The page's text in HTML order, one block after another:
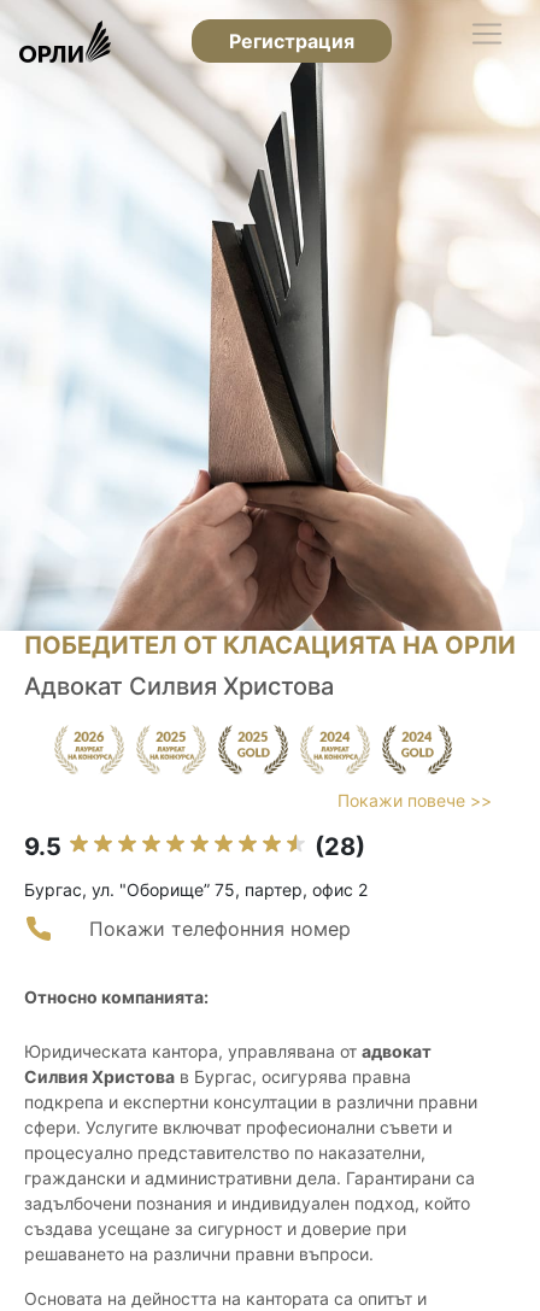
Регистрация
ПОБЕДИТЕЛ ОТ КЛАСАЦИЯТА НА ОРЛИ
Адвокат Силвия Христова
Покажи повече >>
9.5 (28)
Бургас, ул. "Оборище” 75, партер, офис 2
Покажи телефонния номер
Относно компанията:
Юридическата кантора, управлявана от адвокат
Силвия Христова в Бургас, осигурява правна
подкрепа и експертни консултации в различни правни
сфери. Услугите включват професионални съвети и
процесуално представителство по наказателни,
граждански и административни дела. Гарантирани са
задълбочени познания и индивидуален подход, който
създава усещане за сигурност и доверие при
решаването на различни правни въпроси.
Основата на дейността на кантората са опитът и